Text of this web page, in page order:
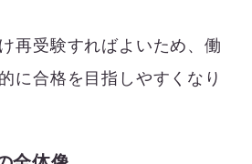
再受験すればよいため、働
に合格を目指しやすくなり